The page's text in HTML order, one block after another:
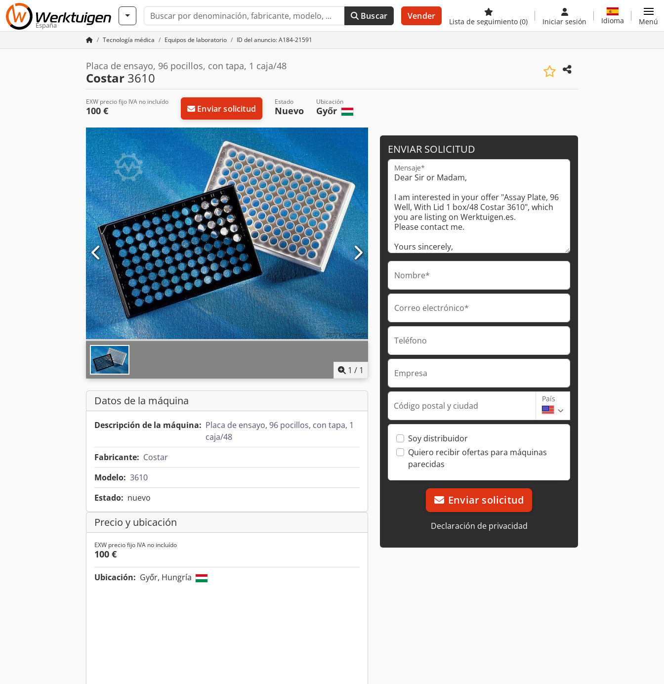
España
Buscar Vender
Lista de seguimiento (0) Iniciar sesión Idioma Menú
Tecnología médica Equipos de laboratorio ID del anuncio: A184-21591
Placa de ensayo, 96 pocillos, con tapa, 1 caja/48
Costar 3610
EXW precio fijo IVA no incluído
100 € Enviar solicitud
Estado
Nuevo
Ubicación
Győr
1 / 1
Datos de la máquina
Descripción de la máquina: Placa de ensayo, 96 pocillos, con tapa, 1
caja/48
Fabricante: Costar
Modelo: 3610
Estado: nuevo
Precio y ubicación
EXW precio fijo IVA no incluído
100 €
Ubicación: Győr, Hungría
ENVIAR SOLICITUD
Mensaje*
Nombre*
Correo electrónico*
Teléfono
Empresa
Código postal y ciudad
País
Soy distribuidor
Quiero recibir ofertas para máquinas
parecidas
Enviar solicitud
Declaración de privacidad